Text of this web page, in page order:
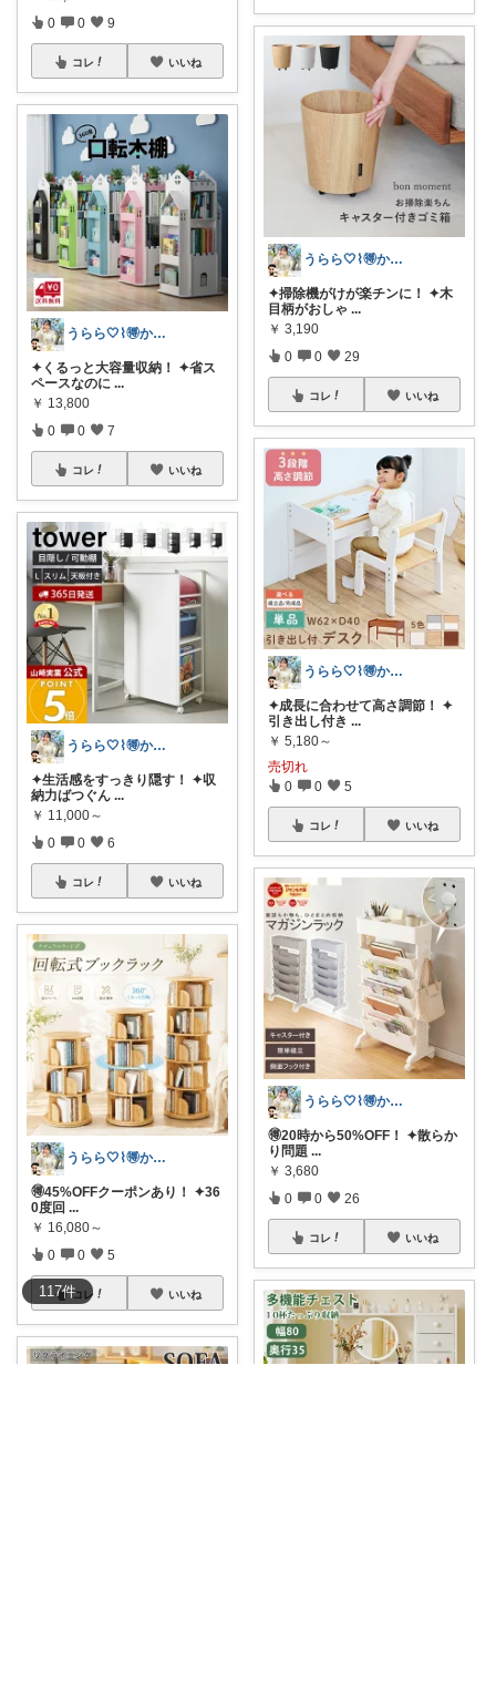
117件
0 0 9
コレ いいね
うらら🤍⌇🉐かわいい暮らし
✦くるっと大容量収納！ ✦省ス
ペースなのに ...
￥ 13,800
0 0 7
コレ いいね
うらら🤍⌇🉐かわいい暮らし
✦生活感をすっきり隠す！ ✦収
納力ばつぐん ...
￥ 11,000～
0 0 6
コレ いいね
うらら🤍⌇🉐かわいい暮らし
🉐45%OFFクーポンあり！ ✦36
0度回 ...
￥ 16,080～
0 0 5
コレ いいね
うらら🤍⌇🉐かわいい暮らし
✦掃除機がけが楽チンに！ ✦木
目柄がおしゃ ...
￥ 3,190
0 0 29
コレ いいね
うらら🤍⌇🉐かわいい暮らし
✦成長に合わせて高さ調節！ ✦
引き出し付き ...
￥ 5,180～
売切れ
0 0 5
コレ いいね
うらら🤍⌇🉐かわいい暮らし
🉐20時から50%OFF！ ✦散らか
り問題 ...
￥ 3,680
0 0 26
コレ いいね